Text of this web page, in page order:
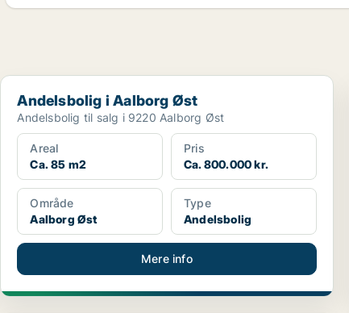
Andelsbolig i Aalborg Øst
Andelsbolig i Aalborg Øst
Andelsbolig til salg i 9220 Aalborg Øst
Areal
Ca. 85 m2
Pris
Ca. 800.000 kr.
Område
Aalborg Øst
Type
Andelsbolig
Mere info